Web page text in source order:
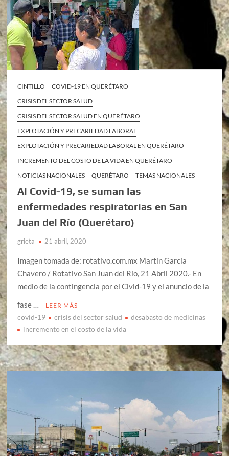
CINTILLO
COVID-19 EN QUERÉTARO
CRISIS DEL SECTOR SALUD
CRISIS DEL SECTOR SALUD EN QUERÉTARO
EXPLOTACIÓN Y PRECARIEDAD LABORAL
EXPLOTACIÓN Y PRECARIEDAD LABORAL EN QUERÉTARO
INCREMENTO DEL COSTO DE LA VIDA EN QUERÉTARO
NOTICIAS NACIONALES
QUERÉTARO TEMAS NACIONALES
Al Covid-19, se suman las
enfermedades respiratorias en San
Juan del Río (Querétaro)
grieta 21 abril, 2020
Imagen tomada de: rotativo.com.mx Martín García
Chavero / Rotativo San Juan del Río, 21 Abril 2020.- En
medio de la contingencia por el Civid-19 y el anuncio de la
fase …
LEER MÁS
covid-19 crisis del sector salud
desabasto de medicinas
incremento en el costo de la vida